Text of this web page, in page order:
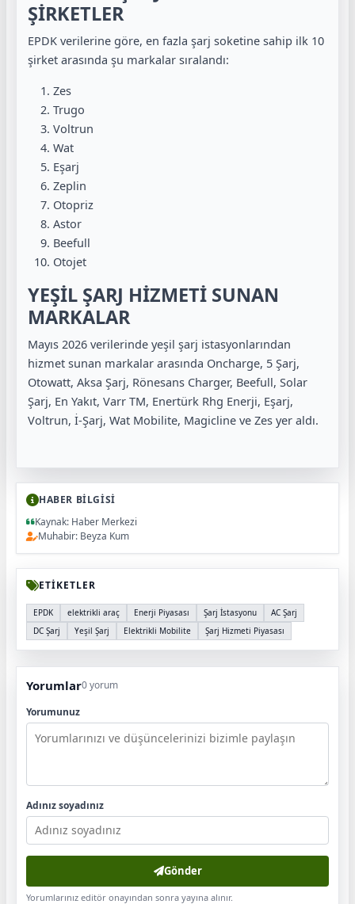
ŞİRKETLER
EPDK verilerine göre, en fazla şarj soketine sahip ilk 10
şirket arasında şu markalar sıralandı:
Zes
Trugo
Voltrun
Wat
Eşarj
Zeplin
Otopriz
Astor
Beefull
Otojet
YEŞİL ŞARJ HİZMETİ SUNAN
MARKALAR
Mayıs 2026 verilerinde yeşil şarj istasyonlarından
hizmet sunan markalar arasında Oncharge, 5 Şarj,
Otowatt, Aksa Şarj, Rönesans Charger, Beefull, Solar
Şarj, En Yakıt, Varr TM, Enertürk Rhg Enerji, Eşarj,
Voltrun, İ-Şarj, Wat Mobilite, Magicline ve Zes yer aldı.
HABER BİLGİSİ
Kaynak: Haber Merkezi
Muhabir: Beyza Kum
ETİKETLER
EPDK elektrikli araç Enerji Piyasası Şarj İstasyonu
AC Şarj
DC Şarj
Yeşil Şarj Elektrikli Mobilite Şarj Hizmeti Piyasası
Yorumlar0 yorum
Yorumunuz
Adınız soyadınız
Gönder
Yorumlarınız editör onayından sonra yayına alınır.